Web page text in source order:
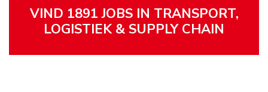
VIND 1891 JOBS IN TRANSPORT,
LOGISTIEK & SUPPLY CHAIN